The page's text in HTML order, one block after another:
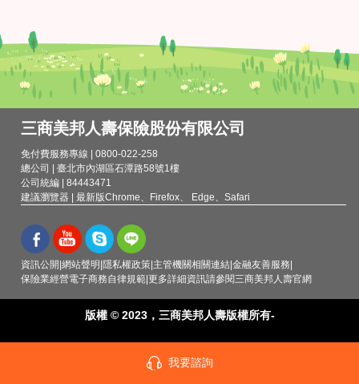
我要諮詢
三商美邦人壽保險股份有限公司
免付費服務專線 | 0800-022-258
總公司 | 臺北市內湖區石潭路58號1樓
公司統編 | 84443471
建議瀏覽器 | 最新版Chrome、Firefox、 Edge、Safari
資訊公開 網站聲明 隱私權政策 主管機關相關連結 金融友善服務
保險業經營電子商務自律規範 更多詳細資訊請參閱三商美邦人壽官網
版權 © 2023，三商美邦人壽版權所有-